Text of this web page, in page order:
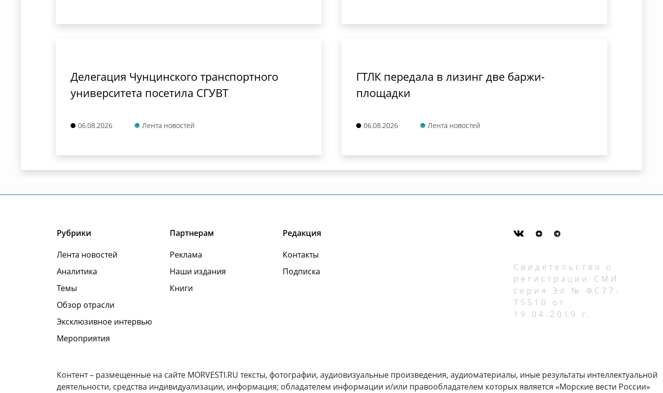
Делегация Чунцинского транспортного
университета посетила СГУВТ
06.08.2026 Лента новостей
ГТЛК передала в лизинг две баржи-
площадки
06.08.2026 Лента новостей
Рубрики
Лента новостей
Аналитика
Темы
Обзор отрасли
Эксклюзивное интервью
Мероприятия
Партнерам
Реклама
Наши издания
Книги
Редакция
Контакты
Подписка
Свидетельство о
регистрации СМИ
серия Эл № ФС77-
75510 от
19.04.2019 г.
Контент – размещенные на сайте MORVESTI.RU тексты, фотографии, аудиовизуальные произведения, аудиоматериалы, иные результаты интеллектуальной
деятельности, средства индивидуализации, информация; обладателем информации и/или правообладателем которых является «Морские вести России»